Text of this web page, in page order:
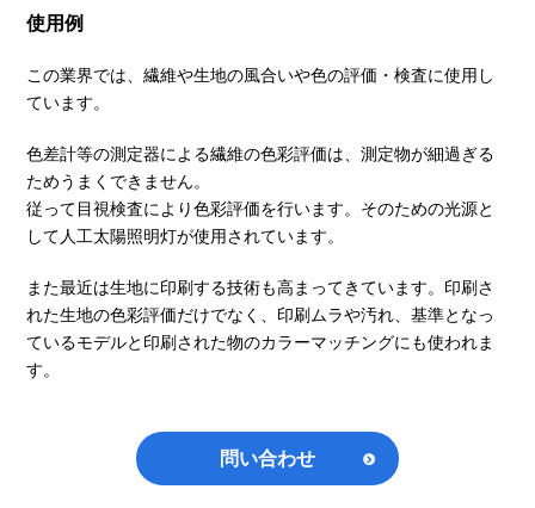
使用例
この業界では、繊維や生地の風合いや色の評価・検査に使用し
ています。
色差計等の測定器による繊維の色彩評価は、測定物が細過ぎる
ためうまくできません。
従って目視検査により色彩評価を行います。そのための光源と
して人工太陽照明灯が使用されています。
また最近は生地に印刷する技術も高まってきています。印刷さ
れた生地の色彩評価だけでなく、印刷ムラや汚れ、基準となっ
ているモデルと印刷された物のカラーマッチングにも使われま
す。
問い合わせ